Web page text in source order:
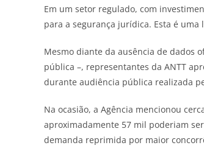
Em um setor regulado, com
para a segurança jurídica. Esta é
Mesmo diante da ausência de dados
pública –, representantes da ANTT
durante audiência pública realizada
Na ocasião, a Agência mencionou
aproximadamente 57 mil poderiam
demanda reprimida por maior